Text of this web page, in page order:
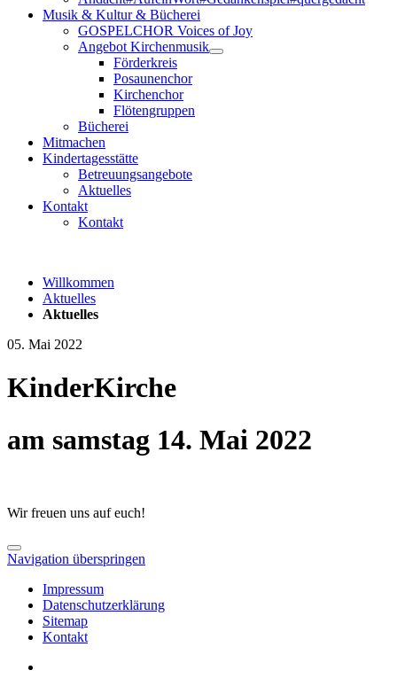
Musik & Kultur & Bücherei
GOSPELCHOR Voices of Joy
Angebot Kirchenmusik
Förderkreis
Posaunenchor
Kirchenchor
Flötengruppen
Bücherei
Mitmachen
Kindertagesstätte
Betreuungsangebote
Aktuelles
Kontakt
Kontakt
Willkommen
Aktuelles
Aktuelles
05. Mai 2022
KinderKirche
am samstag 14. Mai 2022
Wir freuen uns auf euch!
Navigation überspringen
Impressum
Datenschutzerklärung
Sitemap
Kontakt